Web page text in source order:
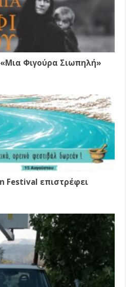
Φιγούρα Σιωπηλή»
Festival επιστρέφει